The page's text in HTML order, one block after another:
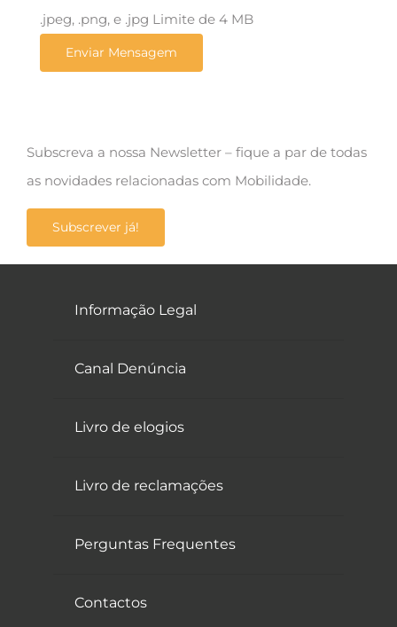
.jpeg, .png, e .jpg Limite de 4 MB
Subscreva a nossa Newsletter – fique a par de todas
as novidades relacionadas com Mobilidade.
Subscrever já!
Informação Legal
Canal Denúncia
Livro de elogios
Livro de reclamações
Perguntas Frequentes
Contactos